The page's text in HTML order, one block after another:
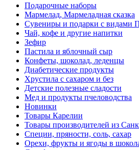
Подарочные наборы
Мармелад, Мармеладная сказка
Сувениры и подарки с видами
Чай, кофе и другие напитки
Зефир
Пастила и яблочный сыр
Конфеты, шоколад, леденцы
Диабетические продукты
Хрустила с сахаром и без
Детские полезные сладости
Мед и продукты пчеловодства
Новинки
Товары Карелии
Товары производителей из
Специи, пряности, соль, сахар
Орехи, фрукты и ягоды в